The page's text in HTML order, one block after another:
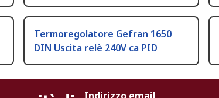
Termoregolatore Gefran 1650
DIN Uscita relè 240V ca PID